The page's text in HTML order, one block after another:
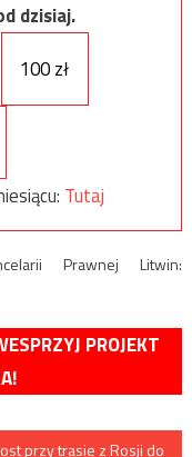
dzisiaj.
100 zł
Tutaj
Prawnej Litwin:
PROJEKT
przy trasie z Rosji do